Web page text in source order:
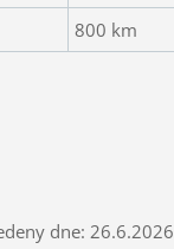
800 km
dne: 26.6.2026